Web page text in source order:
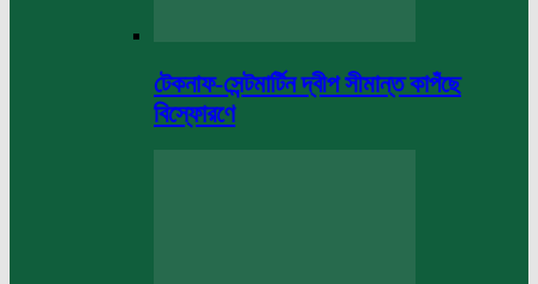
টেকনাফ-সেন্টমার্টিন দ্বীপ সীমান্ত কাপঁছে
বিস্ফোরণে